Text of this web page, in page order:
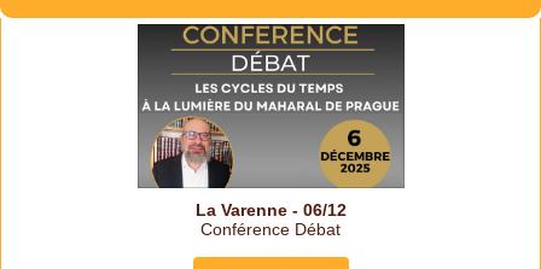
La Varenne - 06/12
Conférence Débat